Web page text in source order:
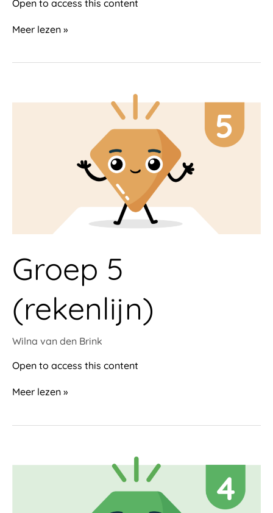
Open to access this content
Meer lezen »
Groep 5
(rekenlijn)
Wilna van den Brink
Open to access this content
5
Meer lezen »
4